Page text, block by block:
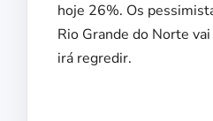
hoje 26%. Os
Rio Grande do Norte
irá regredir.